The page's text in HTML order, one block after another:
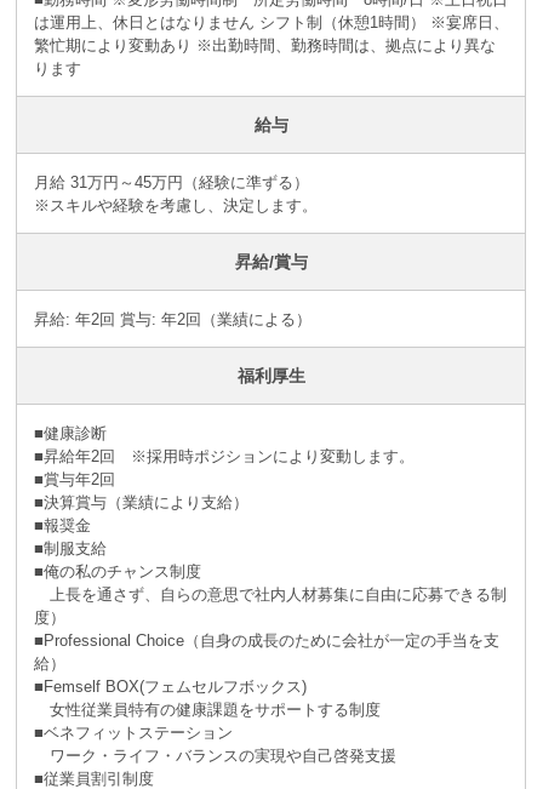
は運用上、休日とはなりません シフト制（休憩1時間） ※宴席日、
繁忙期により変動あり ※出勤時間、勤務時間は、拠点により異な
ります
給与
月給 31万円～45万円（経験に準ずる）
※スキルや経験を考慮し、決定します。
昇給/賞与
昇給: 年2回 賞与: 年2回（業績による）
福利厚生
■健康診断
■昇給年2回 ※採⽤時ポジションにより変動します。
■賞与年2回
■決算賞与（業績により⽀給）
■報奨⾦
■制服支給
■俺の私のチャンス制度
上長を通さず、自らの意思で社内人材募集に自由に応募できる制
度）
■Professional Choice（自身の成長のために会社が⼀定の手当を支
給）
■Femself BOX(フェムセルフボックス)
女性従業員特有の健康課題をサポートする制度
■ベネフィットステーション
ワーク・ライフ・バランスの実現や自己啓発支援
■従業員割引制度